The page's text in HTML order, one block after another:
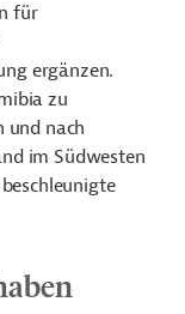
für
ergänzen.
zu
und nach
im Südwesten